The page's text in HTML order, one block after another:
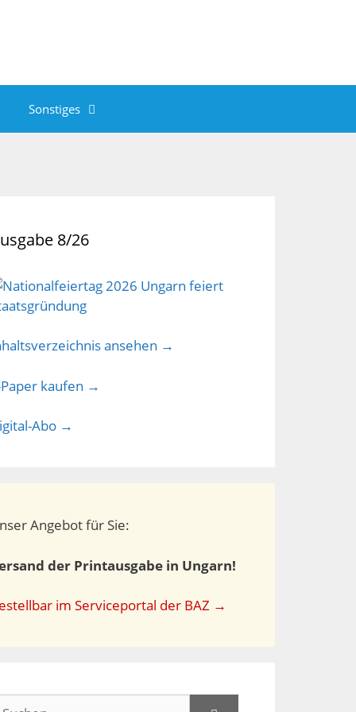
Sonstiges
8/26
ansehen →
Paper kaufen →
Abo →
Angebot für Sie:
der Printausgabe in Ungarn!
im Serviceportal der BAZ →